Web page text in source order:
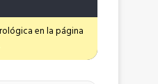
en la página